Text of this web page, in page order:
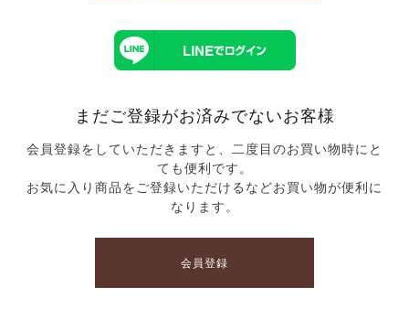
まだご登録がお済みでないお客様
会員登録をしていただきますと、二度目のお買い物時にと
ても便利です。
お気に入り商品をご登録いただけるなどお買い物が便利に
なります。
会員登録